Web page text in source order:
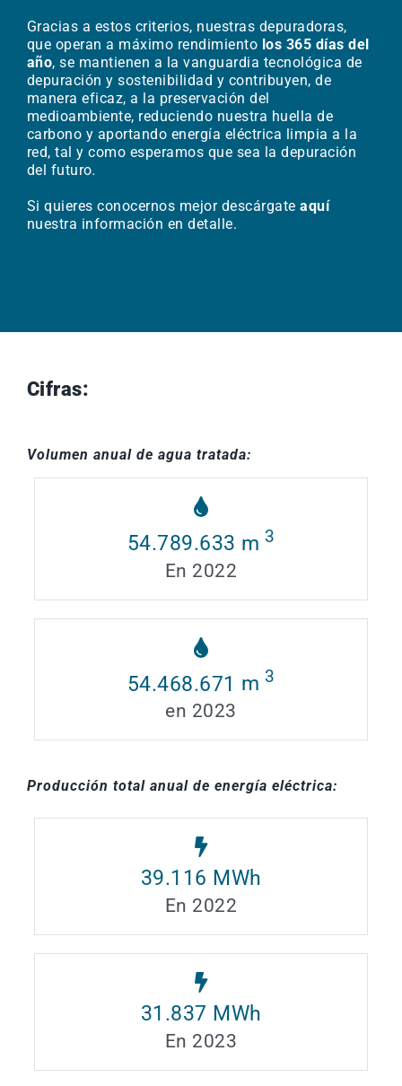
Gracias a estos criterios, nuestras depuradoras,
que operan a máximo rendimiento los 365 días del
año, se mantienen a la vanguardia tecnológica de
depuración y sostenibilidad y contribuyen, de
manera eficaz, a la preservación del
medioambiente, reduciendo nuestra huella de
carbono y aportando energía eléctrica limpia a la
red, tal y como esperamos que sea la depuración
del futuro.
Si quieres conocernos mejor descárgateaquí
nuestra información en detalle.
Cifras:
Volumen anual de agua tratada:
54.789.633 m 3
En 2022
54.468.671 m 3
en 2023
Producción total anual de energía eléctrica:
39.116 MWh
En 2022
31.837 MWh
En 2023